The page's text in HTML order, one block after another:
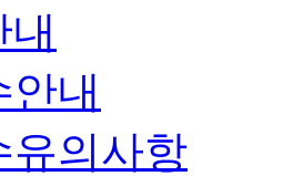
내
안내
유의사항